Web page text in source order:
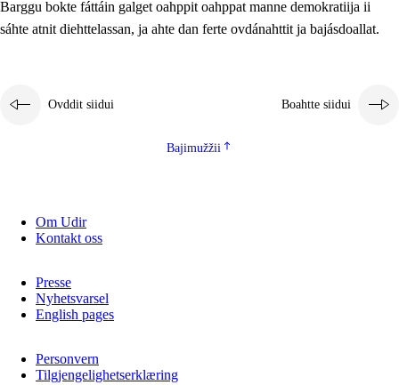
2.5.3 Guoddevaš ovdáneapmi
Barggu bokte fáttáin galget oahppit oahppat manne demokratiija ii
sáhte atnit diehttelassan, ja ahte dan ferte ovdánahttit ja bajásdoallat.
Ovddit siidui Boahtte siidui
Bajimužžii
Om Udir
Kontakt oss
Presse
Nyhetsvarsel
English pages
Personvern
Tilgjengelighetserklæring